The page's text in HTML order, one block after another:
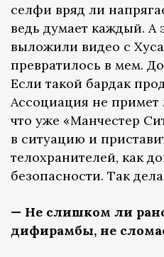
селфи вряд ли
ведь думает каждый. А
выложили видео с
превратилось в мем.
Если такой бардак
Ассоциация не
что уже «Манчестер
в ситуацию и
телохранителей, как
безопасности. Так
— Не слишком ли
дифирамбы, не